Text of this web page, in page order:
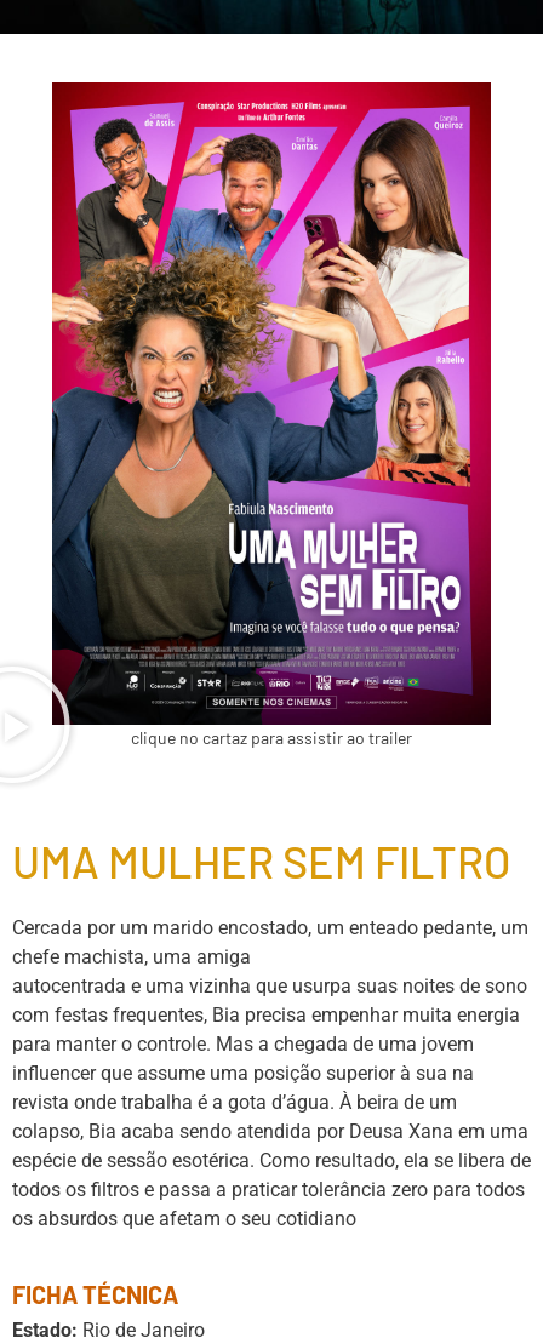
clique no cartaz para assistir ao trailer
UMA MULHER SEM FILTRO
Cercada por um marido encostado, um enteado pedante, um
chefe machista, uma amiga
autocentrada e uma vizinha que usurpa suas noites de sono
com festas frequentes, Bia precisa empenhar muita energia
para manter o controle. Mas a chegada de uma jovem
influencer que assume uma posição superior à sua na
revista onde trabalha é a gota d’água. À beira de um
colapso, Bia acaba sendo atendida por Deusa Xana em uma
espécie de sessão esotérica. Como resultado, ela se libera de
todos os filtros e passa a praticar tolerância zero para todos
os absurdos que afetam o seu cotidiano
FICHA TÉCNICA
Estado: Rio de Janeiro